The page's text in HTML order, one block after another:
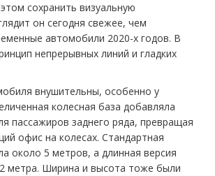
сохранить визуальную
он сегодня свежее, чем
автомобили 2020-х годов. В
непрерывных линий и гладких
внушительны, особенно у
колесная база добавляла
пассажиров заднего ряда, превращая
офис на колесах. Стандартная
около 5 метров, а длинная версия
метра. Ширина и высота тоже были